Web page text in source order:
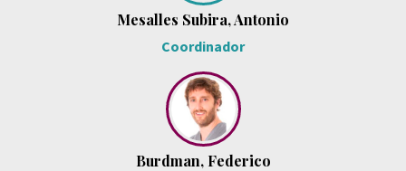
Mesalles Subira, Antonio
Coordinador
Burdman, Federico